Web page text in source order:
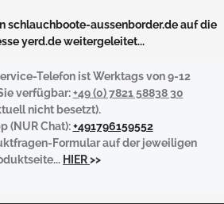
schlauchboote-aussenborder.de auf die
yerd.de weitergeleitet...
Telefon ist Werktags von 9-12
verfügbar:+49 (0) 7821 58838 30
nicht besetzt).
(NUR Chat):+491796159552
Formular auf der jeweiligen
HIER>>